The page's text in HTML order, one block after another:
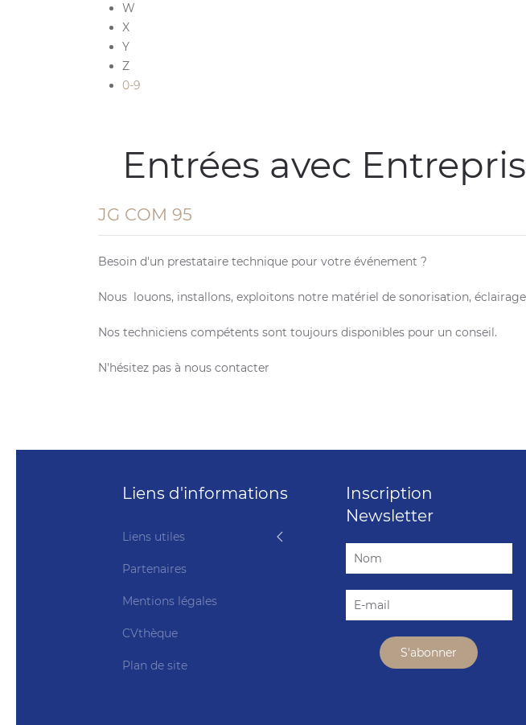
W
X
Y
Z
0-9
Entrées avec
JG COM 95
Besoin d'un prestataire technique pour votre événement ?
Nous louons, installons, exploitons notre matériel de sonorisation,
Nos techniciens compétents sont toujours disponibles pour un conseil.
N'hésitez pas à nous contacter
Liens d'informations
Liens utiles
Partenaires
Mentions légales
CVthèque
Plan de site
Inscription
Newsletter